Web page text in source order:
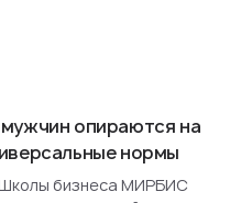
опираются на
нормы
бизнеса МИРБИС